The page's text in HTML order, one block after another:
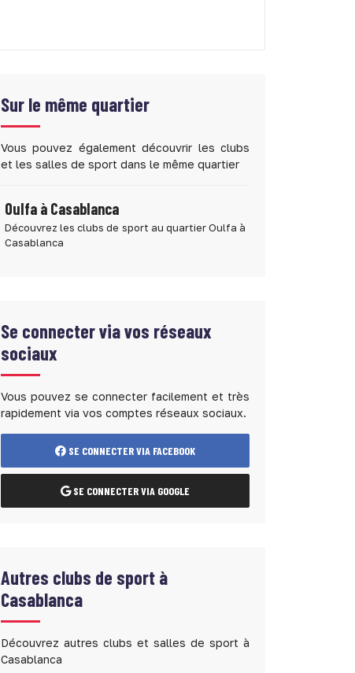
Sur le même quartier
Vous pouvez également découvrir les clubs
et les salles de sport dans le même quartier
Oulfa à Casablanca
Découvrez les clubs de sport au quartier Oulfa à
Casablanca
Se connecter via vos réseaux
sociaux
Vous pouvez se connecter facilement et très
rapidement via vos comptes réseaux sociaux.
SE CONNECTER VIA FACEBOOK
SE CONNECTER VIA GOOGLE
Autres clubs de sport à
Casablanca
Découvrez autres clubs et salles de sport à
Casablanca